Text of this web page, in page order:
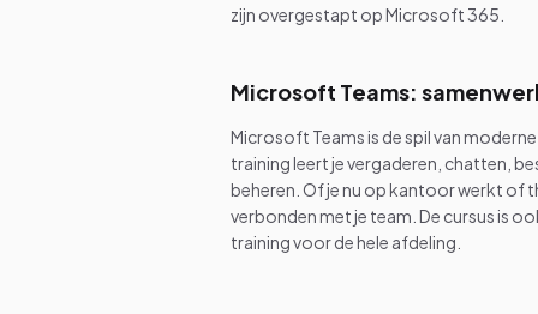
zijn overgestapt op Microsoft 365.
Microsoft Teams:
Microsoft Teams is de spil van
training leert je vergaderen, chatten,
beheren. Of je nu op kantoor werkt of
verbonden met je team. De cursus is
training voor de hele afdeling.